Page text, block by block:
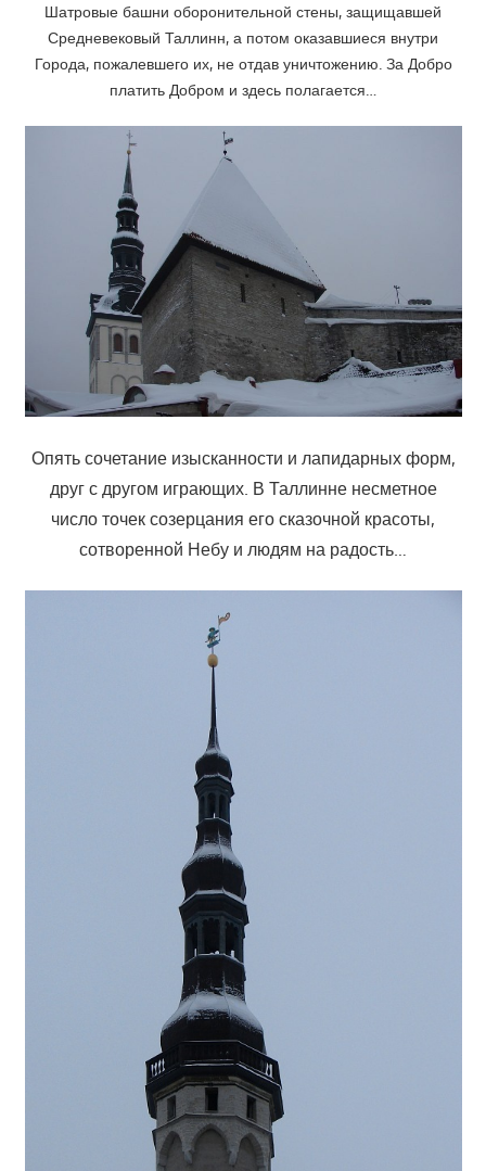
Шатровые башни оборонительной стены, защищавшей
Средневековый Таллинн, а потом оказавшиеся внутри
Города, пожалевшего их, не отдав уничтожению. За Добро
платить Добром и здесь полагается…
Опять сочетание изысканности и лапидарных форм,
друг с другом играющих. В Таллинне несметное
число точек созерцания его сказочной красоты,
сотворенной Небу и людям на радость…